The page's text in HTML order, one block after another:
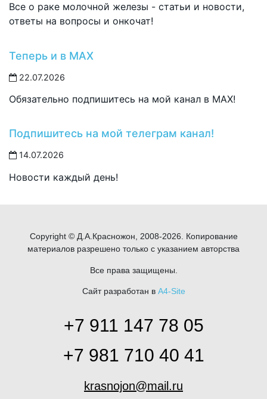
Все о раке молочной железы - статьи и новости,
ответы на вопросы и онкочат!
Теперь и в MAX
22.07.2026
Обязательно подпишитесь на мой канал в MAX!
Подпишитесь на мой телеграм канал!
14.07.2026
Новости каждый день!
Copyright © Д.А.Красножон, 2008-2026. Копирование
материалов разрешено только с указанием авторства
Все права защищены.
Сайт разработан в A4-Site
+7 911 147 78 05
+7 981 710 40 41
krasnojon@mail.ru